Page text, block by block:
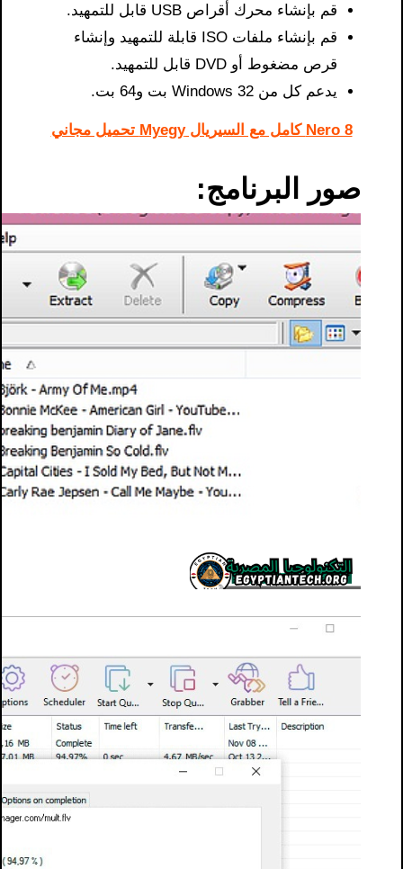
قم بإنشاء محرك أقراص USB قابل للتمهيد.
قم بإنشاء ملفات ISO قابلة للتمهيد وإنشاء
قرص مضغوط أو DVD قابل للتمهيد.
يدعم كل من Windows 32 بت و64 بت.
Nero 8 كامل مع السيريال Myegy تحميل مجاني
صور البرنامج: